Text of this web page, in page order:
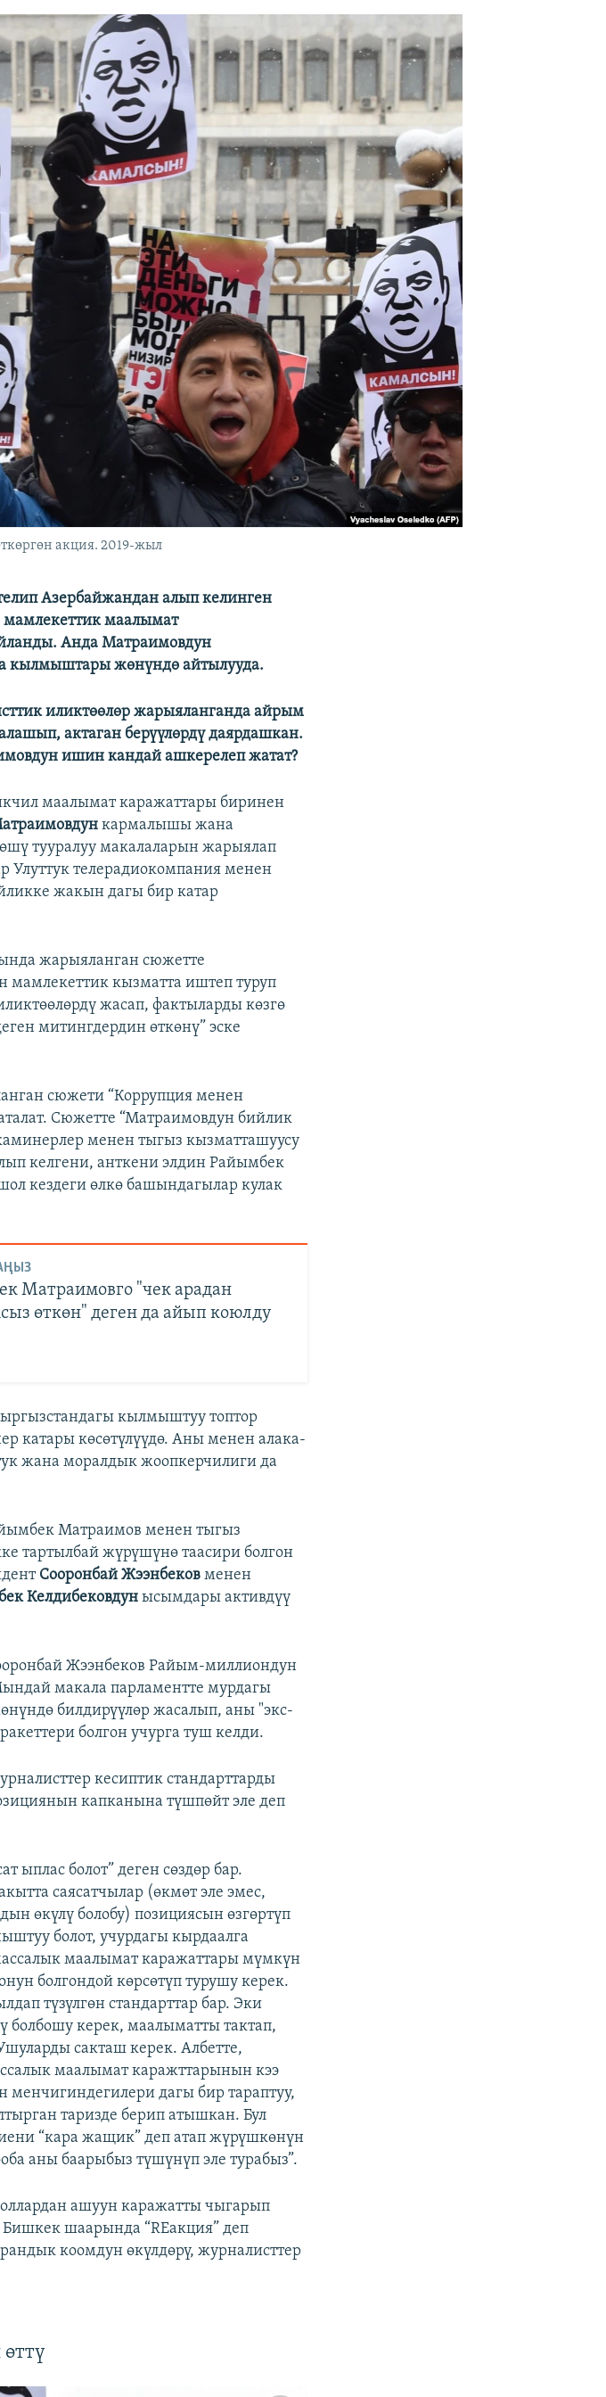
акция. 2019-жыл
Азербайжандан алып келинген
маалымат
Анда Матраимовдун
кылмыштары жөнүндө айтылууда.
иликтөөлөр жарыяланганда айрым
актаган берүүлөрдү даярдашкан.
ишин кандай ашкерелеп жатат?
маалымат каражаттары биринен
кармалышы жана
тууралуу макалаларын жарыялап
телерадиокомпания менен
жакын дагы бир катар
жарыяланган сюжетте
мамлекеттик кызматта иштеп туруп
жасап, фактыларды көзгө
митингдердин өткөнү” эске
сюжети “Коррупция менен
Сюжетте “Матраимовдун бийлик
менен тыгыз кызматташуусу
келгени, анткени элдин Райымбек
кездеги өлкө башындагылар кулак
Матраимовго "чек арадан
өткөн" деген да айып коюлду
кылмыштуу топтор
катары көсөтүлүүдө. Аны менен алака-
жана моралдык жоопкерчилиги да
Матраимов менен тыгыз
тартылбай жүрүшүнө таасири болгон
Сооронбай Жээнбеков менен
Келдибековдун ысымдары активдүү
Жээнбеков Райым-миллиондун
макала парламентте мурдагы
билдирүүлөр жасалып, аны "экс-
болгон учурга туш келди.
кесиптик стандарттарды
капканына түшпөйт эле деп
ыплас болот” деген сөздөр бар.
саясатчылар (өкмөт эле эмес,
өкүлү болобу) позициясын өзгөртүп
болот, учурдагы кырдаалга
маалымат каражаттары мүмкүн
болгондой көрсөтүп турушу керек.
түзүлгөн стандарттар бар. Эки
болбошу керек, маалыматты тактап,
сакташ керек. Албетте,
маалымат каражттарынын кээ
дагы бир тараптуу,
таризде берип атышкан. Бул
“кара жащик” деп атап жүрүшкөнүн
аны баарыбыз түшүнүп эле турабыз”.
ашуун каражатты чыгарып
шаарында “REакция” деп
коомдун өкүлдөрү, журналисттер